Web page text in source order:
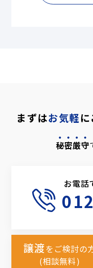
まずはお気軽
秘密厳守
お電話
譲渡をご検討の
(相談無料)